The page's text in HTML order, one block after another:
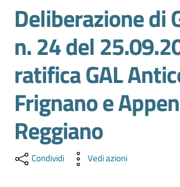
Gestire
l'impresa
Promuovere
l'impresa
e
territorio
Deliberazione di
n. 24 del
ratifica GAL
Frignano e
Reggiano
Condividi Vedi azioni